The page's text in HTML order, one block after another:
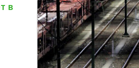
в